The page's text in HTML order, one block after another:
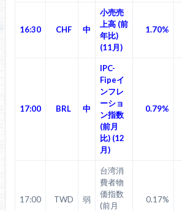
16:30 CHF 中
小売売
上高 (前
年比)
(11月)
1.70%
17:00 BRL 中
IPC-
Fipeイ
ンフレ
ーショ
ン指数
(前月
比) (12
月)
0.79%
17:00 TWD 弱
台湾消
費者物
価指数
(前月
0.17%